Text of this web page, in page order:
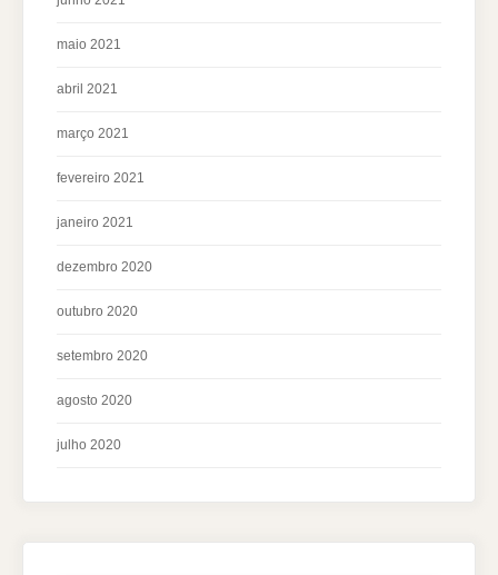
maio 2021
abril 2021
março 2021
fevereiro 2021
janeiro 2021
dezembro 2020
outubro 2020
setembro 2020
agosto 2020
julho 2020